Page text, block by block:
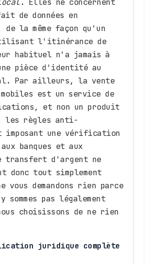
de données en
la même façon qu'un
l'itinérance de
habituel n'a jamais à
pièce d'identité au
Par ailleurs, la vente
mobiles est un service de
et non un produit
les règles anti-
imposant une vérification
banques et aux
transfert d'argent ne
donc tout simplement
vous demandons rien parce
sommes pas légalement
choisissons de ne rien
juridique complète